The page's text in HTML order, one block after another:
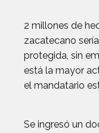
2 millones de
zacatecano
protegida, sin
está la mayor
el mandatario
Se ingresó un